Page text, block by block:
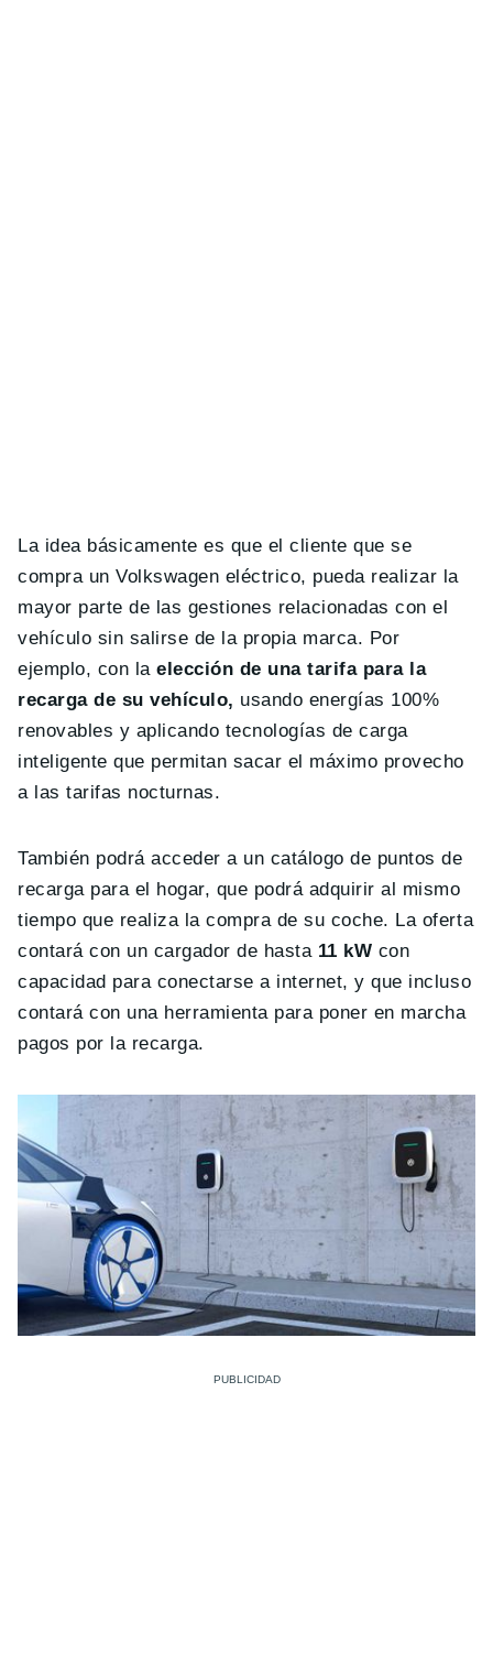
La idea básicamente es que el cliente que se
compra un Volkswagen eléctrico, pueda realizar la
mayor parte de las gestiones relacionadas con el
vehículo sin salirse de la propia marca. Por
ejemplo, con la elección de una tarifa para la
recarga de su vehículo, usando energías 100%
renovables y aplicando tecnologías de carga
inteligente que permitan sacar el máximo provecho
a las tarifas nocturnas.
También podrá acceder a un catálogo de puntos de
recarga para el hogar, que podrá adquirir al mismo
tiempo que realiza la compra de su coche. La oferta
contará con un cargador de hasta 11 kW con
capacidad para conectarse a internet, y que incluso
contará con una herramienta para poner en marcha
pagos por la recarga.